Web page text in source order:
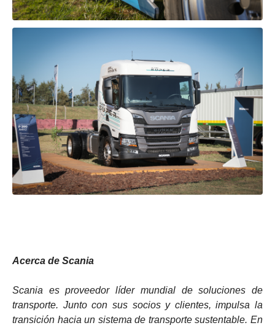
Acerca de Scania
Scania es proveedor líder mundial de soluciones de
transporte. Junto con sus socios y clientes, impulsa la
transición hacia un sistema de transporte sustentable. En